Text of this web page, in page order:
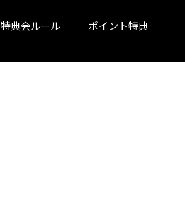
特典会ルール ポイント特典